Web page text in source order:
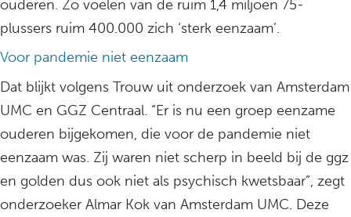
ouderen. Zo voelen van de ruim 1,4 miljoen 75-
plussers ruim 400.000 zich ‘sterk eenzaam’.
Voor pandemie niet eenzaam
Dat blijkt volgens Trouw uit onderzoek van Amsterdam
UMC en GGZ Centraal. “Er is nu een groep eenzame
ouderen bijgekomen, die voor de pandemie niet
eenzaam was. Zij waren niet scherp in beeld bij de ggz
en golden dus ook niet als psychisch kwetsbaar”, zegt
onderzoeker Almar Kok van Amsterdam UMC. Deze